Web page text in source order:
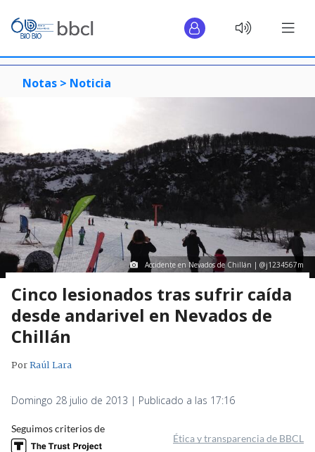
Notas > Noticia
Accidente en Nevados de Chillán | @j1234567m
Cinco lesionados tras sufrir caída
desde andarivel en Nevados de
Chillán
PorRaúl Lara
Domingo 28 julio de 2013 | Publicado a las 17:16
Seguimos criterios de
Ética y transparencia de BBCL